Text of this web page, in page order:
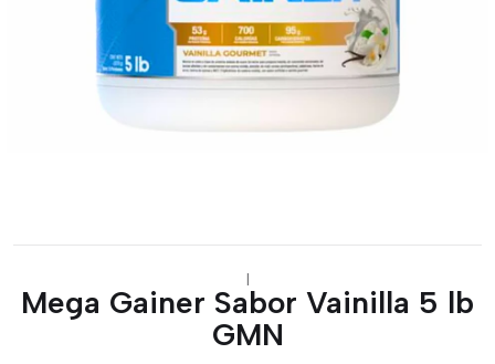
|
Mega Gainer Sabor Vainilla 5 lb
GMN